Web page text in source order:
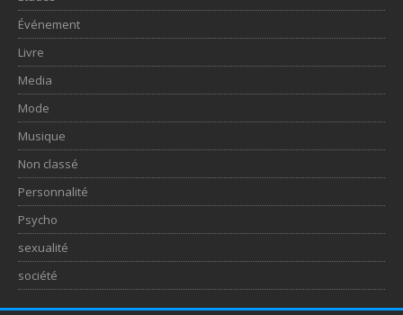
Événement
Livre
Media
Mode
Musique
Non classé
Personnalité
Psycho
sexualité
société